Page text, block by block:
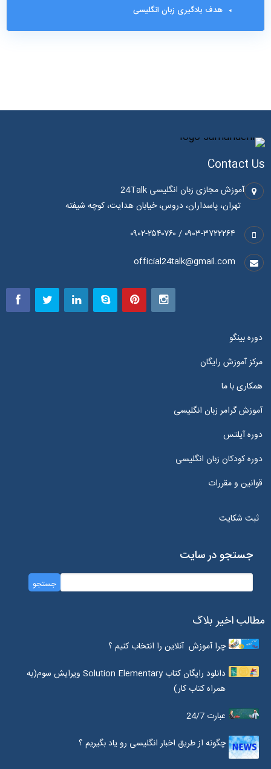
هدف یادگیری زبان انگلیسی
Contact Us
آموزش مجازی زبان انگلیسی 24Talk
تهران، پاسداران، دروس، خیابان هدایت، کوچه شیفته
۰۹۰۳-۳۷۲۲۲۶۴ / ۰۹۰۲-۲۵۴۰۷۶۰
official24talk@gmail.com
دوره بینگو
مرکز آموزش رایگان
همکاری با ما
آموزش گرامر زبان انگلیسی
دوره آیلتس
دوره کودکان زبان انگلیسی
قوانین و مقررات
ثبت شکایت
جستجو در سایت
مطالب اخیر بلاگ
چرا آموزش آنلاین را انتخاب کنیم ؟
دانلود رایگان کتاب Solution Elementary ویرایش سوم(به
همراه کتاب کار)
عبارت 24/7
چگونه از طریق اخبار انگلیسی رو یاد بگیریم ؟